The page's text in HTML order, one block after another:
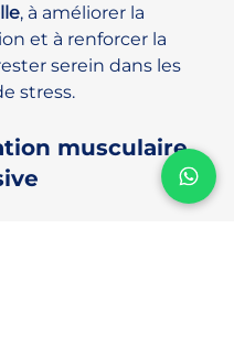
, à améliorer la
et à renforcer la
serein dans les
stress.
musculaire